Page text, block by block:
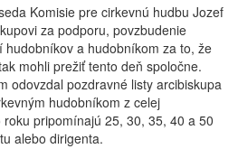
Komisie pre cirkevnú hudbu Jozef
za podporu, povzbudenie
a hudobníkom za to, že
mohli prežiť tento deň spoločne.
odovzdal pozdravné listy arcibiskupa
hudobníkom z celej
pripomínajú 25, 30, 35, 40 a 50
alebo dirigenta.